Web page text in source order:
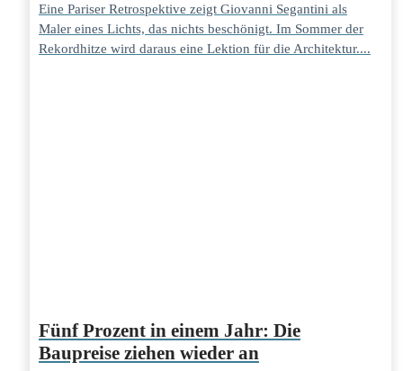
Eine Pariser Retrospektive zeigt Giovanni Segantini als
Maler eines Lichts, das nichts beschönigt. Im Sommer der
Rekordhitze wird daraus eine Lektion für die Architektur....
Fünf Prozent in einem Jahr: Die
Baupreise ziehen wieder an